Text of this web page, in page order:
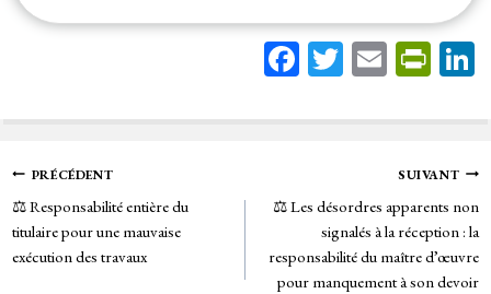
Fa
bo
T
tt
E
ail
Pr
tF
rie
n
dl
y
Navigation
de
l’article
PRÉCÉDENT
⚖️ Responsabilité entière du
titulaire pour une mauvaise
exécution des travaux
SUIVANT
⚖️ Les désordres apparents non
signalés à la réception : la
responsabilité du maître d’œuvre
pour manquement à son devoir